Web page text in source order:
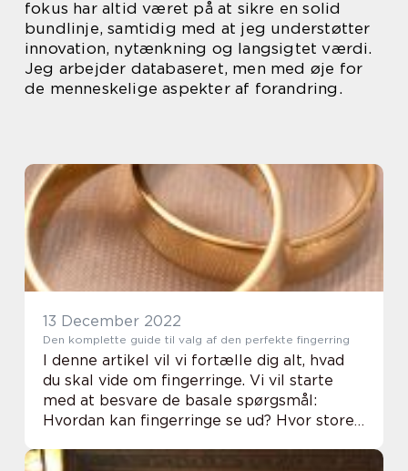
fokus har altid været på at sikre en solid
bundlinje, samtidig med at jeg understøtter
innovation, nytænkning og langsigtet værdi.
Jeg arbejder databaseret, men med øje for
de menneskelige aspekter af forandring.
13 December 2022
Den komplette guide til valg af den perfekte fingerring
I denne artikel vil vi fortælle dig alt, hvad
du skal vide om fingerringe. Vi vil starte
med at besvare de basale spørgsmål:
Hvordan kan fingerringe se ud? Hvor store
fingerringe blive? Dernæst vil vi kigge på,